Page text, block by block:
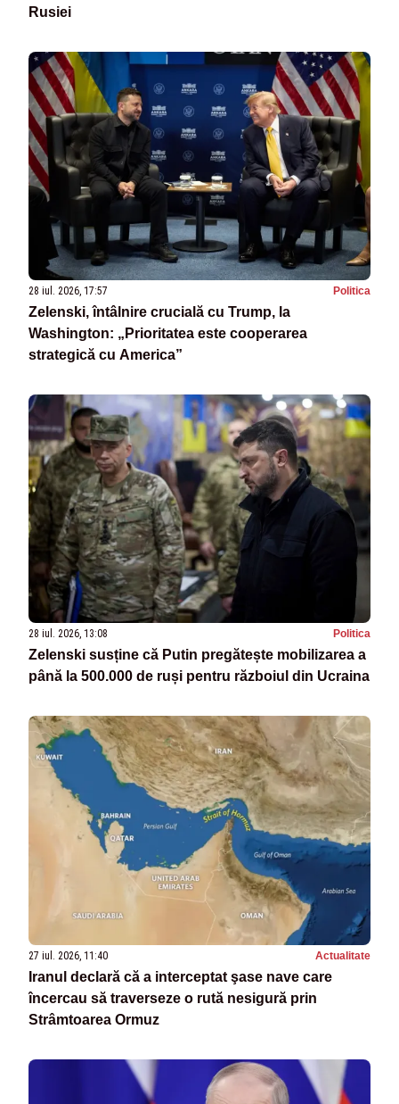
Rusiei
28 iul. 2026, 17:57 Politica
Zelenski, întâlnire crucială cu Trump, la
Washington: „Prioritatea este cooperarea
strategică cu America”
28 iul. 2026, 13:08 Politica
Zelenski susține că Putin pregătește mobilizarea a
până la 500.000 de ruși pentru războiul din Ucraina
27 iul. 2026, 11:40 Actualitate
Iranul declară că a interceptat şase nave care
încercau să traverseze o rută nesigură prin
Strâmtoarea Ormuz